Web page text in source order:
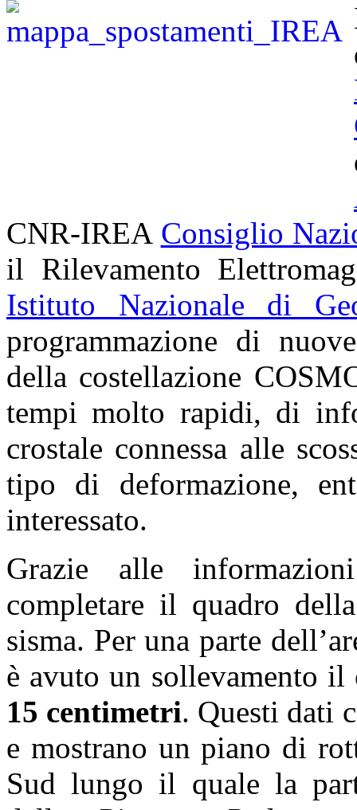
CNR-IREA Consiglio
il Rilevamento
Istituto Nazionale di
programmazione di
della costellazione
tempi molto rapidi, di
crostale connessa alle
tipo di deformazione,
interessato.
Grazie alle
completare il quadro
sisma. Per una parte
è avuto un sollevamento
15 centimetri. Questi dati
e mostrano un piano di
Sud lungo il quale la